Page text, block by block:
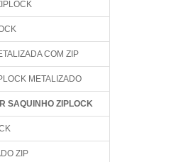
COM ZIP
METALIZADO
SAQUINHO ZIPLOCK
ZIP